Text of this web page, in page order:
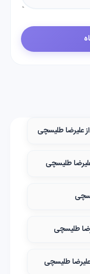
علیرضا طلیسچی
علیرضا طلیسچی
طلیسچی
طلیسچی